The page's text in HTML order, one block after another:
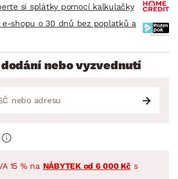
si splátky pomocí kalkulačky
shopu o 30 dnů bez poplatků a
nebo vyzvednutí
15 % na NÁBYTEK od 6 000 Kčs